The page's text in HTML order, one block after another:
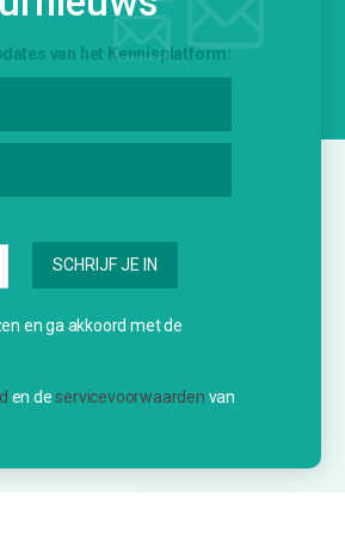
Over Cultuur & School
Contact
van het Kennisplatform:
en ga akkoord met de
en deservicevoorwaarden van